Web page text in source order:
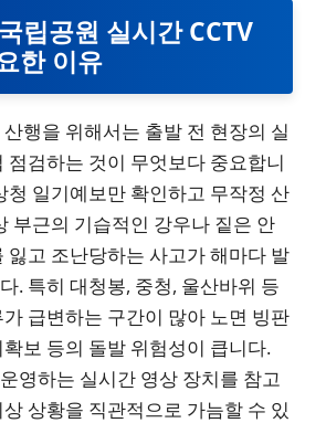
립공원 실시간 CCTV
한 이유
행을 위해서는 출발 전 현장의 실
점검하는 것이 무엇보다 중요합니
청 일기예보만 확인하고 무작정 산
부근의 기습적인 강우나 짙은 안
잃고 조난당하는 사고가 해마다 발
. 특히 대청봉, 중청, 울산바위 등
급변하는 구간이 많아 노면 빙판
보 등의 돌발 위험성이 큽니다.
영하는 실시간 영상 장치를 참고
상황을 직관적으로 가늠할 수 있